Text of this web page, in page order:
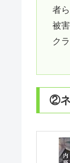
者
被
ク
②ネ